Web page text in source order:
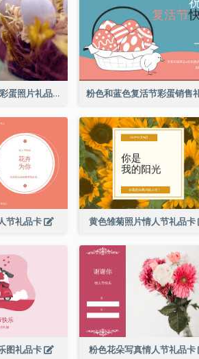
紫色优雅复活节彩蛋照片礼品卡
节礼品卡 黄色雏菊照片情人节礼品卡
图礼品卡 粉色花朵写真情人节礼品卡